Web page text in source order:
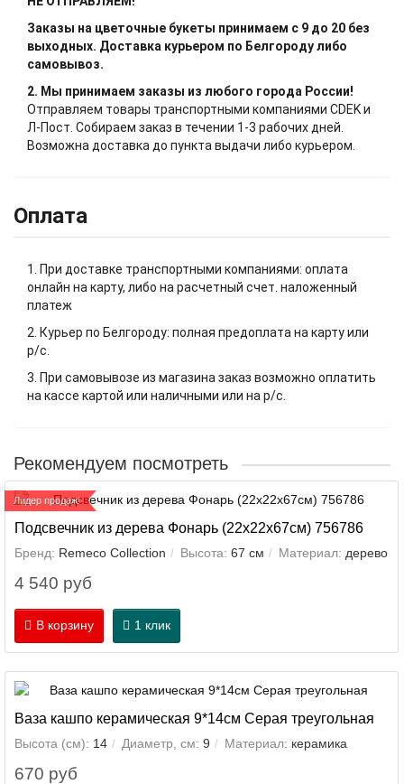
Заказы на цветочные букеты принимаем с 9 до 20 без
выходных. Доставка курьером по Белгороду либо
самовывоз.
2. Мы принимаем заказы из любого города России!
Отправляем товары транспортными компаниями CDEK и
Л-Пост. Собираем заказ в течении 1-3 рабочих дней.
Возможна доставка до пункта выдачи либо курьером.
Оплата
1. При доставке транспортными компаниями: оплата
онлайн на карту, либо на расчетный счет. наложенный
платеж
2. Курьер по Белгороду: полная предоплата на карту или
р/с.
3. При самовывозе из магазина заказ возможно оплатить
на кассе картой или наличными или на р/с.
Рекомендуем посмотреть
Лидер продаж!
Подсвечник из дерева Фонарь (22х22х67см) 756786
Бренд: Remeco Collection Высота: 67 см Материал: дерево
4 540 руб
В корзину 1 клик
Ваза кашпо керамическая 9*14см Серая треугольная
Высота (см): 14 Диаметр, см: 9 Материал: керамика
670 руб